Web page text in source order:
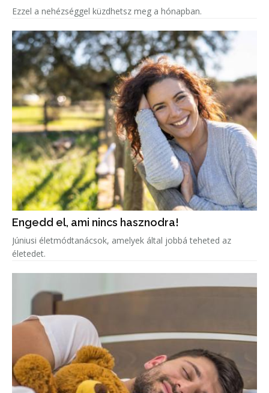
Ezzel a nehézséggel küzdhetsz meg a hónapban.
Engedd el, ami nincs hasznodra!
Júniusi életmódtanácsok, amelyek által jobbá teheted az
életedet.